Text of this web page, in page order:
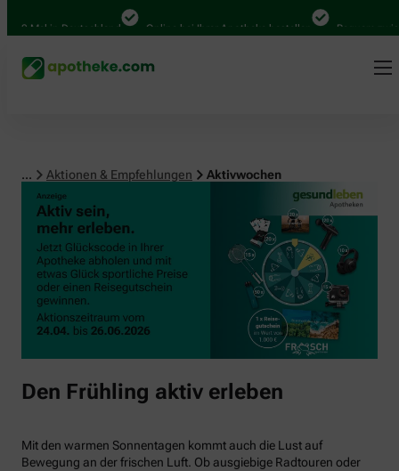
Mal in Deutschland Online bei Ihrer Apotheke bestellen Bequem
... Aktionen & Empfehlungen Aktivwochen
Den Frühling aktiv erleben
Mit den warmen Sonnentagen kommt auch die Lust auf
Bewegung an der frischen Luft. Ob ausgiebige Radtouren oder